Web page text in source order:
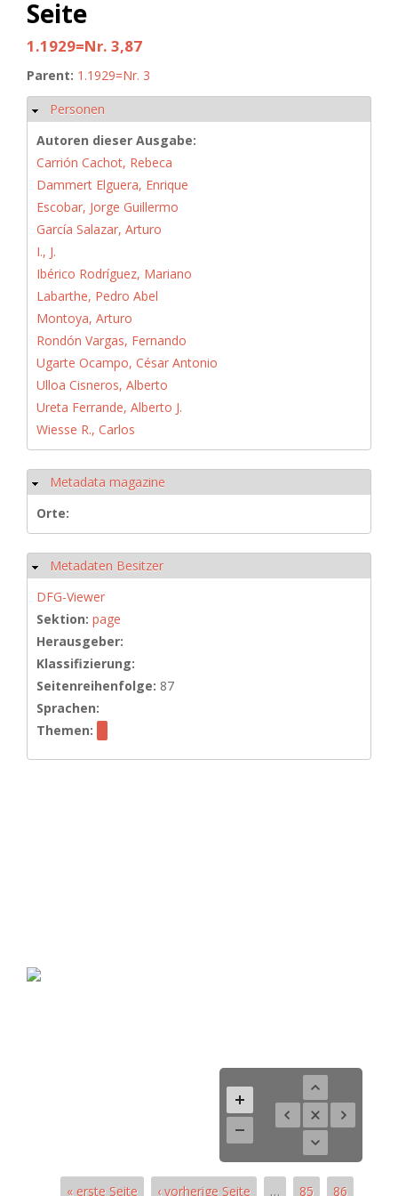
Seite
1.1929=Nr. 3,87
Parent: 1.1929=Nr. 3
Ausblenden
Personen
Autoren dieser Ausgabe:
Carrión Cachot, Rebeca
Dammert Elguera, Enrique
Escobar, Jorge Guillermo
García Salazar, Arturo
I., J.
Ibérico Rodríguez, Mariano
Labarthe, Pedro Abel
Montoya, Arturo
Rondón Vargas, Fernando
Ugarte Ocampo, César Antonio
Ulloa Cisneros, Alberto
Ureta Ferrande, Alberto J.
Wiesse R., Carlos
Ausblenden
Metadata magazine
Orte:
Ausblenden
Metadaten Besitzer
DFG-Viewer
Sektion: page
Herausgeber:
Klassifizierung:
Seitenreihenfolge: 87
Sprachen:
Themen:
« erste Seite ‹ vorherige Seite … 85 86